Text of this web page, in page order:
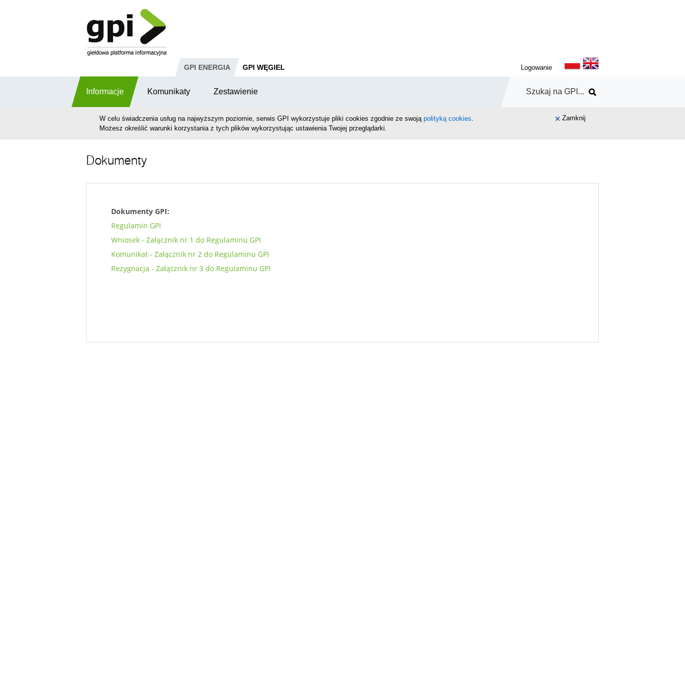
Logowanie
GPI ENERGIA GPI WĘGIEL
Informacje Komunikaty Zestawienie
W celu świadczenia usług na najwyższym poziomie, serwis GPI wykorzystuje pliki cookies zgodnie ze swoją polityką cookies.
Możesz określić warunki korzystania z tych plików wykorzystując ustawienia Twojej przeglądarki.
Zamknij
Dokumenty
Dokumenty GPI:
Regulamin GPI
Wniosek - Załącznik nr 1 do Regulaminu GPI
Komunikat - Załącznik nr 2 do Regulaminu GPI
Rezygnacja - Załącznik nr 3 do Regulaminu GPI